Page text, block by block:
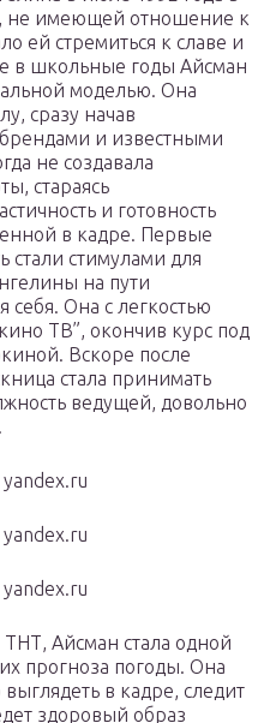
не имеющей отношение к
ей стремиться к славе и
в школьные годы Айсман
моделью. Она
сразу начав
и известными
не создавала
стараясь
и готовность
в кадре. Первые
стали стимулами для
на пути
себя. Она с легкостью
ТВ”, окончив курс под
Вскоре после
стала принимать
ведущей, довольно
Айсман стала одной
прогноза погоды. Она
выглядеть в кадре, следит
здоровый образ